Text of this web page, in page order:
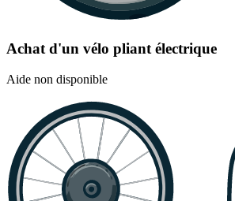
Achat d'un vélo pliant électrique
Aide non disponible